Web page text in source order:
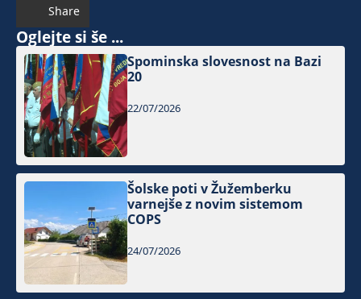
Share
Oglejte si še ...
Spominska slovesnost na Bazi
20
22/07/2026
Šolske poti v Žužemberku
varnejše z novim sistemom
COPS
24/07/2026